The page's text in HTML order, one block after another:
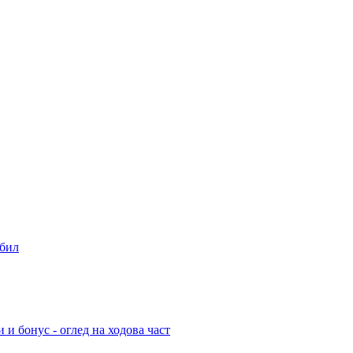
бонус - оглед на ходова част